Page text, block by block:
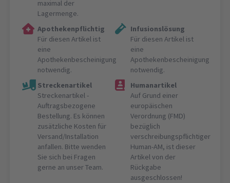
maximal der
Lagermenge.
Apothekenpflichtig
Für diesen Artikel ist
eine
Apothekenbescheinigung
notwendig.
Infusionslösung
Für diesen Artikel ist
eine
Apothekenbescheinigung
notwendig.
Streckenartikel
Streckenartikel -
Auftragsbezogene
Bestellung. Es können
zusätzliche Kosten für
Versand/Installation
anfallen. Bitte wenden
Sie sich bei Fragen
gerne an unser Team.
Humanartikel
Auf Grund einer
europäischen
Verordnung (FMD)
bezüglich
verschreibungspflichtiger
Human-AM, ist dieser
Artikel von der
Rückgabe
ausgeschlossen!